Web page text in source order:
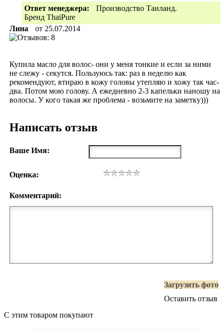
Ответ менеджера:
Производство Таиланд.
Бренд ThaiPure
Лина
от 25.07.2014
Купила масло для волос- они у меня тонкие и если за ними
не слежу - секутся. Пользуюсь так: раз в неделю как
рекомендуют, втираю в кожу головы утепляю и хожу так час-
два. Потом мою голову. А ежедневно 2-3 капельки наношу на
волосы. У кого такая же проблема - возьмите на заметку)))
Написать отзыв
Ваше Имя:
Оценка:
Комментарий:
Загрузить фото
Оставить отзыв
С этим товаром покупают